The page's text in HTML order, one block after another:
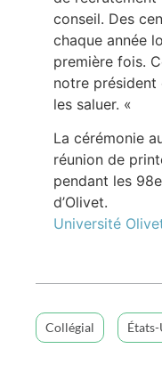
conseil. Des
chaque année
première fois.
notre président
les saluer. «
La cérémonie
réunion de
pendant les
d’Olivet.
Université
Collégial